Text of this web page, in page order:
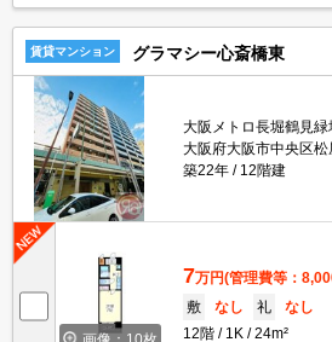
賃貸マンション グラマシー心斎橋東
大阪メトロ長堀鶴見
大阪府大阪市中央区松
築22年
12階建
7万円(管理費等：
敷
なし 礼
なし
12階
1K 24m²